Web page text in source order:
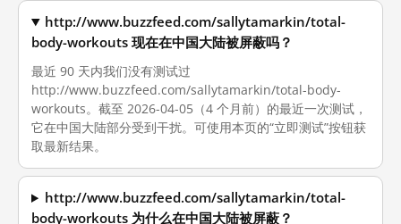
http://www.buzzfeed.com/sallytamarkin/total-
body-workouts 现在在中国大陆被屏蔽吗？
最近 90 天内我们没有测试过
http://www.buzzfeed.com/sallytamarkin/total-body-
workouts。截至 2026-04-05（4 个月前）的最近一次测试，
它在中国大陆部分受到干扰。可使用本页的“立即测试”按钮获
取最新结果。
http://www.buzzfeed.com/sallytamarkin/total-
body-workouts 为什么在中国大陆被屏蔽？